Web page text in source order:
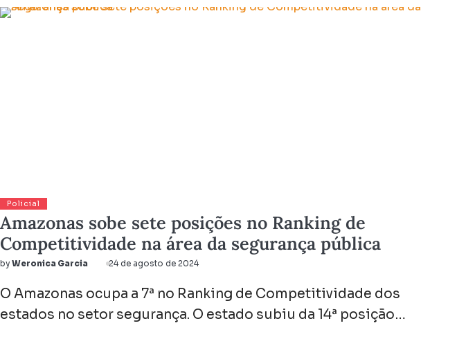
Policial
Amazonas sobe sete posições no Ranking de
Competitividade na área da segurança pública
by Weronica Garcia 24 de agosto de 2024
O Amazonas ocupa a 7ª no Ranking de Competitividade dos
estados no setor segurança. O estado subiu da 14ª posição…